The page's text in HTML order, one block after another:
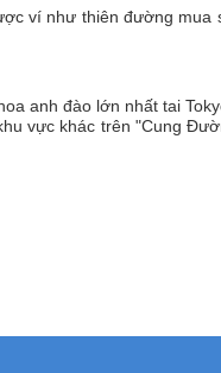
ví như thiên đường mua
anh đào lớn nhất tai
vực khác trên "Cung